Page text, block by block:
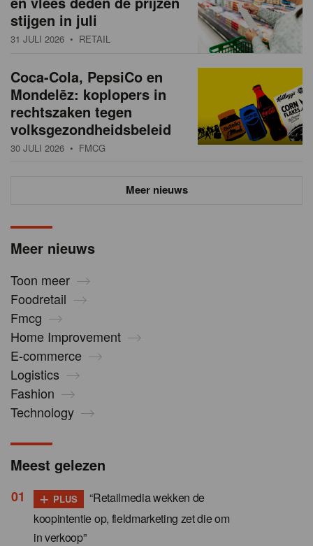
Meer nieuws
Toon meer
Foodretail
Fmcg
Home Improvement
E-commerce
Logistics
Fashion
Technology
stijgen in juli
31 JULI 2026 • RETAIL
Coca-Cola, PepsiCo en
Mondelēz: koplopers in
rechtszaken tegen
volksgezondheidsbeleid
30 JULI 2026 • FMCG
Meer nieuws
Meest gelezen
+ PLUS
“Retailmedia wekken de
koopintentie op, fieldmarketing zet die om
in verkoop”